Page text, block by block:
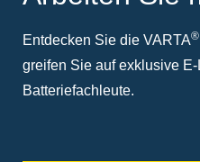
Entdecken Sie die VARTA®
greifen Sie auf exklusive
Batteriefachleute.